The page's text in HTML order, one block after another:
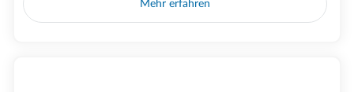
Mehr erfahren